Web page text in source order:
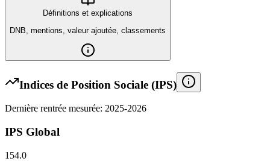
Définitions et explications
DNB, mentions, valeur ajoutée, classements
Indices de Position Sociale (IPS)
Dernière rentrée mesurée: 2025-2026
IPS Global
154.0